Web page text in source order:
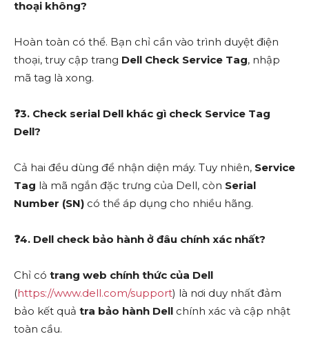
thoại không?
Hoàn toàn có thể. Bạn chỉ cần vào trình duyệt điện
thoại, truy cập trang Dell Check Service Tag, nhập
mã tag là xong.
❓3. Check serial Dell khác gì check Service Tag
Dell?
Cả hai đều dùng để nhận diện máy. Tuy nhiên, Service
Tag là mã ngắn đặc trưng của Dell, còn Serial
Number (SN) có thể áp dụng cho nhiều hãng.
❓4. Dell check bảo hành ở đâu chính xác nhất?
Chỉ có trang web chính thức của Dell
(https://www.dell.com/support) là nơi duy nhất đảm
bảo kết quả tra bảo hành Dell chính xác và cập nhật
toàn cầu.